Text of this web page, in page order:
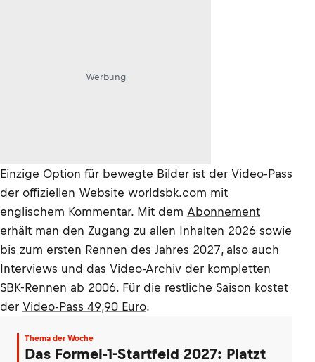
Werbung
Einzige Option für bewegte Bilder ist der Video-Pass
der offiziellen Website worldsbk.com mit
englischem Kommentar. Mit dem Abonnement
erhält man den Zugang zu allen Inhalten 2026 sowie
bis zum ersten Rennen des Jahres 2027, also auch
Interviews und das Video-Archiv der kompletten
SBK-Rennen ab 2006. Für die restliche Saison kostet
der Video-Pass 49,90 Euro.
Thema der Woche
Das Formel-1-Startfeld 2027: Platzt